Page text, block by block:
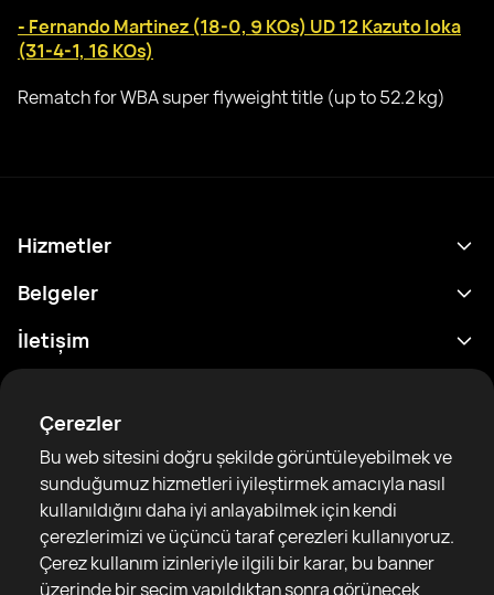
Çerezler
Bu web sitesini doğru şekilde görüntüleyebilmek ve
sunduğumuz hizmetleri iyileştirmek amacıyla nasıl
kullanıldığını daha iyi anlayabilmek için kendi
çerezlerimizi ve üçüncü taraf çerezleri kullanıyoruz.
Çerez kullanım izinleriyle ilgili bir karar, bu banner
üzerinde bir seçim yapıldıktan sonra görünecek
- Fernando Martinez (18-0, 9 KOs) UD 12 Kazuto Ioka
(31-4-1, 16 KOs)
Rematch for WBA super flyweight title (up to 52.2 kg)
RTF United service limited
6 Burrows court, Liverpool, United Kingdom
Hizmetler
Program
Sonuçlar
Analitik
Sıralamalar
Haberler
Makaleler
Sparring Finder
Belgeler
Gizlilik Politikası
Kullanım Şartları
Topluluk Rehberleri
İletişim